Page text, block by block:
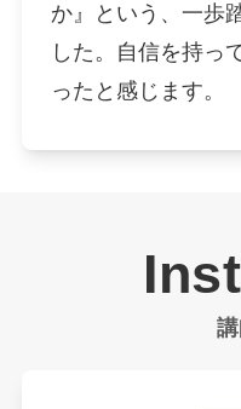
か』という、一歩
した。自信を持っ
ったと感じます。